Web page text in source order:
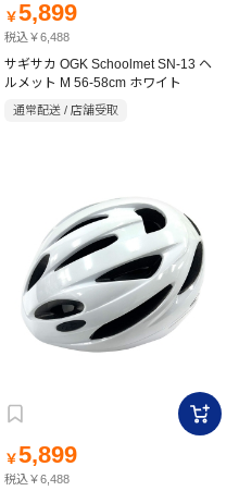
￥5,899
税込￥6,488
サギサカ OGK Schoolmet SN-13 ヘ
ルメット M 56-58cm ホワイト
通常配送 / 店舗受取
￥5,899
税込￥6,488